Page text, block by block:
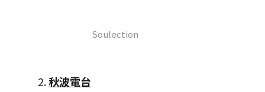
Soulection
2.秋波電台